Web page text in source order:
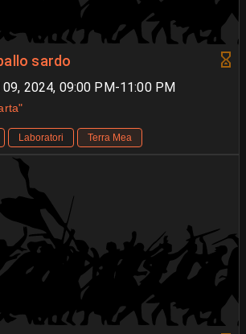
sardo
09, 2024, 09:00 PM-11:00 PM
Laboratori Terra Mea